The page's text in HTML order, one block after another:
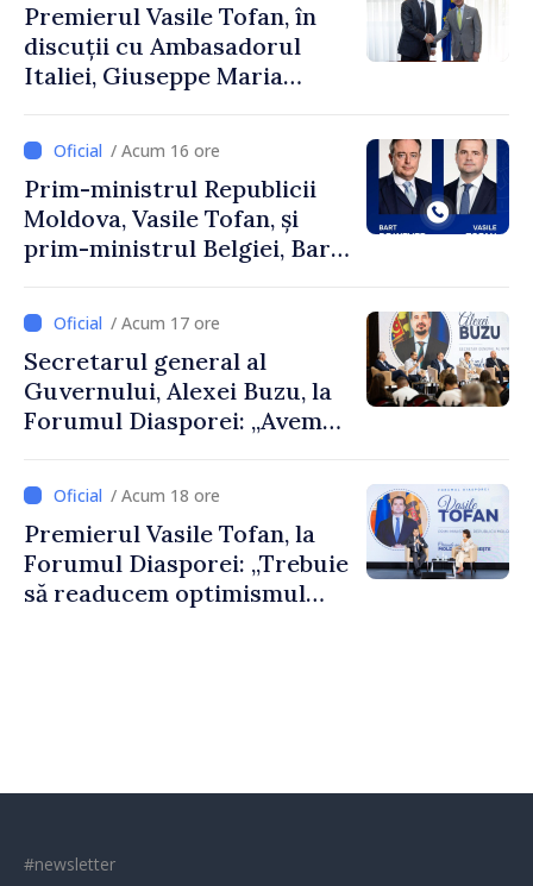
Premierul Vasile Tofan, în
discuții cu Ambasadorul
Italiei, Giuseppe Maria
/ Acum 16 ore
Prim-ministrul Republicii
Moldova, Vasile Tofan, și
prim-ministrul Belgiei, Bart
despre parcursul european
al Republicii Moldova.
/ Acum 17 ore
Secretarul general al
Guvernului, Alexei Buzu, la
Forumul Diasporei: „Avem
dumneavoastră pentru a
construi comunități mai
puternice”
/ Acum 18 ore
Premierul Vasile Tofan, la
Forumul Diasporei: „Trebuie
să readucem optimismul
#newsletter